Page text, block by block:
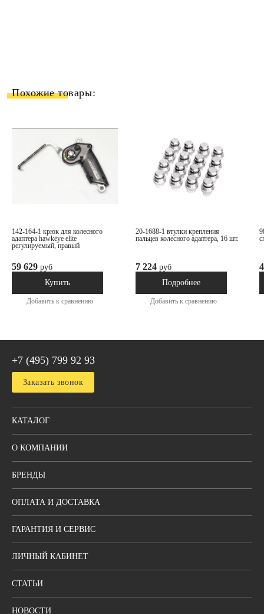
Похожие товары:
142-164-1 крюк для колесного
адаптера hawkeye elite
регулируемый, правый
59 629 руб
В наличииКупить
Добавить к сравнению
20-1688-1 втулки крепления
пальцев колесного адаптера, 16 шт.
7 224 руб
Под заказ
Подробнее
Добавить к сравнению
98-357-2 пружина bmw/mb
+7 (495) 799 92 93
Заказать звонок
КАТАЛОГ
О КОМПАНИИ
БРЕНДЫ
ОПЛАТА И ДОСТАВКА
ГАРАНТИЯ И СЕРВИС
ЛИЧНЫЙ КАБИНЕТ
СТАТЬИ
НОВОСТИ